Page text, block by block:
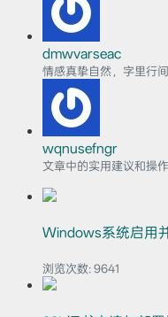
dmwvarseac
情感真挚自然，字里行
wqnusefngr
文章中的实用建议和操
Windows系统启用
浏览次数: 9641